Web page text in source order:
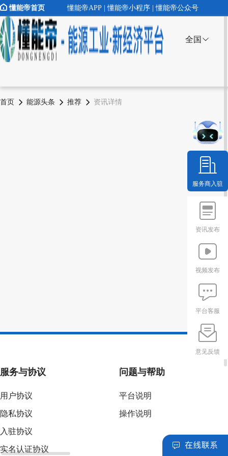
懂能帝首页 懂能帝APP | 懂能帝小程序 | 懂能帝公众号
全国
首页 能源头条 推荐 资讯详情
服务商入驻
资讯发布
视频发布
平台客服
意见反馈
服务与协议
用户协议
隐私协议
入驻协议
实名认证协议
问题与帮助
平台说明
操作说明